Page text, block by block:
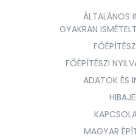
ÁLTALÁNOS
GYAKRAN
FŐÉPÍTÉSZI
ADATOK ÉS
MAGYAR